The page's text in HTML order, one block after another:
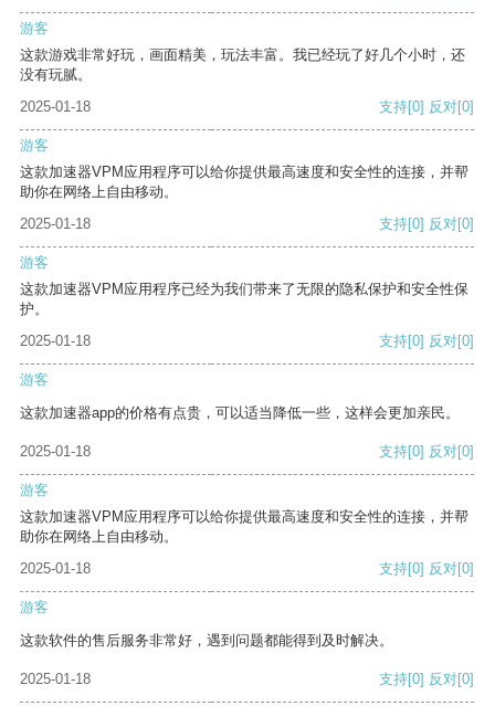
游客
这款游戏非常好玩，画面精美，玩法丰富。我已经玩了好几个小时，还
没有玩腻。
2025-01-18
支持[0] 反对[0]
游客
这款加速器VPM应用程序可以给你提供最高速度和安全性的连接，并帮
助你在网络上自由移动。
2025-01-18
支持[0] 反对[0]
游客
这款加速器VPM应用程序已经为我们带来了无限的隐私保护和安全性保
护。
2025-01-18
支持[0] 反对[0]
游客
这款加速器app的价格有点贵，可以适当降低一些，这样会更加亲民。
2025-01-18 支持[0] 反对[0]
游客
这款加速器VPM应用程序可以给你提供最高速度和安全性的连接，并帮
助你在网络上自由移动。
2025-01-18
支持[0] 反对[0]
游客
这款软件的售后服务非常好，遇到问题都能得到及时解决。
2025-01-18 支持[0] 反对[0]